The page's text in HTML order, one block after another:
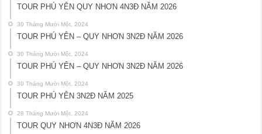
TOUR PHÚ YÊN QUY NHƠN 4N3Đ NĂM 2026
30 Tháng Mười Một, 2024
TOUR PHÚ YÊN – QUY NHƠN 3N2Đ NĂM 2026
30 Tháng Mười Một, 2024
TOUR PHÚ YÊN – QUY NHƠN 3N2Đ NĂM 2026
30 Tháng Mười Một, 2024
TOUR PHÚ YÊN 3N2Đ NĂM 2025
28 Tháng Mười Một, 2024
TOUR QUY NHƠN 4N3Đ NĂM 2026